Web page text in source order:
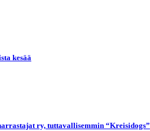
kesää
ry, tuttavallisemmin “Kreisidogs”